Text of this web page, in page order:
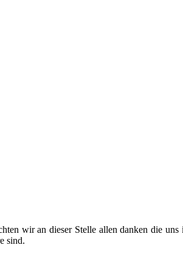
wir an dieser Stelle allen danken die
sind.